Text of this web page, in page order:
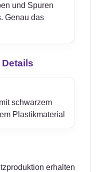
und Spuren
Genau das
schwarzem
Plastikmaterial
erhalten